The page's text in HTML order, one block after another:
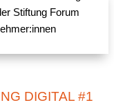
DIGITAL #1